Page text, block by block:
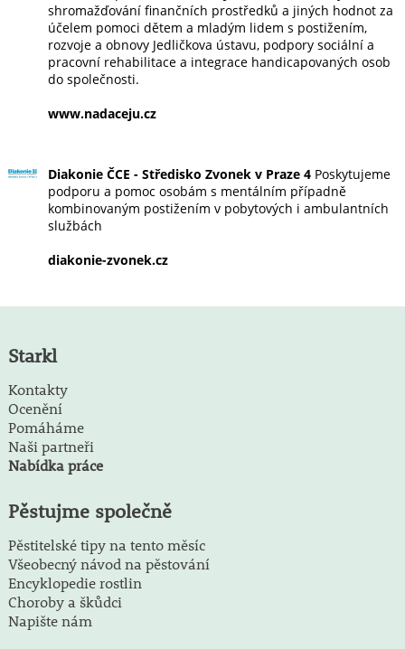
shromažďování finančních prostředků a jiných hodnot za
účelem pomoci dětem a mladým lidem s postižením,
rozvoje a obnovy Jedličkova ústavu, podpory sociální a
pracovní rehabilitace a integrace handicapovaných osob
do společnosti.
www.nadaceju.cz
Diakonie ČCE - Středisko Zvonek v Praze 4Poskytujeme
podporu a pomoc osobám s mentálním případně
kombinovaným postižením v pobytových i ambulantních
službách
diakonie-zvonek.cz
Starkl
Kontakty
Ocenění
Pomáháme
Naši partneři
Nabídka práce
Pěstujme společně
Pěstitelské tipy na tento měsíc
Všeobecný návod na pěstování
Encyklopedie rostlin
Choroby a škůdci
Napište nám